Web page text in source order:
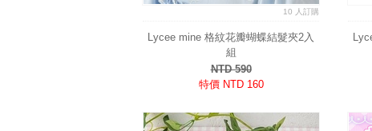
10 人訂購
Lycee mine 格紋花瓣蝴蝶結髮夾2入
組
NTD 590
特價 NTD 160